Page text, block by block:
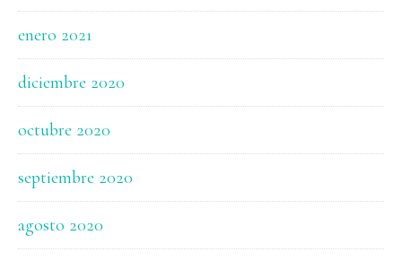
enero 2021
diciembre 2020
octubre 2020
septiembre 2020
agosto 2020